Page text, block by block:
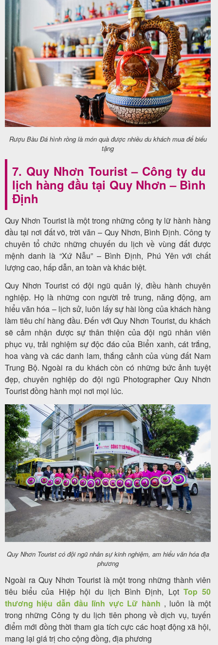
Rượu Bàu Đá hình rồng là món quà được nhiều du khách mua để biếu
tặng
7. Quy Nhơn Tourist – Công ty du
lịch hàng đầu tại Quy Nhơn – Bình
Định
Quy Nhơn Tourist là một trong những công ty lữ hành hàng
đầu tại nơi đất võ, trời văn – Quy Nhơn, Bình Định. Công ty
chuyên tổ chức những chuyến du lịch về vùng đất được
mệnh danh là “Xứ Nẫu” – Bình Định, Phú Yên với chất
lượng cao, hấp dẫn, an toàn và khác biệt.
Quy Nhơn Tourist có đội ngũ quản lý, điều hành chuyên
nghiệp. Họ là những con người trẻ trung, năng động, am
hiểu văn hóa – lịch sử, luôn lấy sự hài lòng của khách hàng
làm tiêu chí hàng đầu. Đến với Quy Nhơn Tourist, du khách
sẽ cảm nhận được sự thân thiện của đội ngũ nhân viên
phục vụ, trải nghiệm sự độc đáo của Biển xanh, cát trắng,
hoa vàng và các danh lam, thắng cảnh của vùng đất Nam
Trung Bộ. Ngoài ra du khách còn có những bức ảnh tuyệt
đẹp, chuyên nghiệp do đội ngũ Photographer Quy Nhơn
Tourist đồng hành mọi nơi mọi lúc.
Quy Nhơn Tourist có đội ngũ nhân sự kinh nghiệm, am hiểu văn hóa địa
phương
Ngoài ra Quy Nhơn Tourist là một trong những thành viên
tiêu biểu của Hiệp hội du lịch Bình Định, LọtTop 50
thương hiệu dẫn đầu lĩnh vực Lữ hành , luôn là một
trong những Công ty du lịch tiên phong về dịch vụ, tuyến
điểm mới đồng thời tham gia tích cực các hoạt động xã hội,
mang lại giá trị cho cộng đồng, địa phương